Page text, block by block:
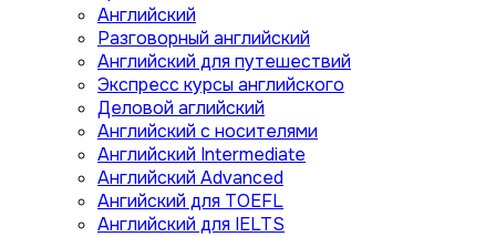
Английский
Разговорный английский
Английский для путешествий
Экспресс курсы английского
Деловой аглийский
Английский с носителями
Английский Intermediate
Английский Advanced
Ангийский для TOEFL
Английский для IELTS